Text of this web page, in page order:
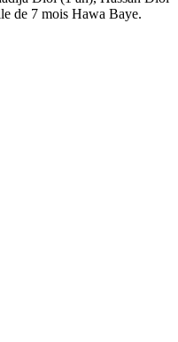
de 7 mois Hawa Baye.